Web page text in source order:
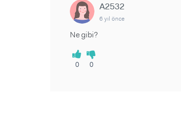
A2532
6 yıl önce
Ne gibi?
0 0